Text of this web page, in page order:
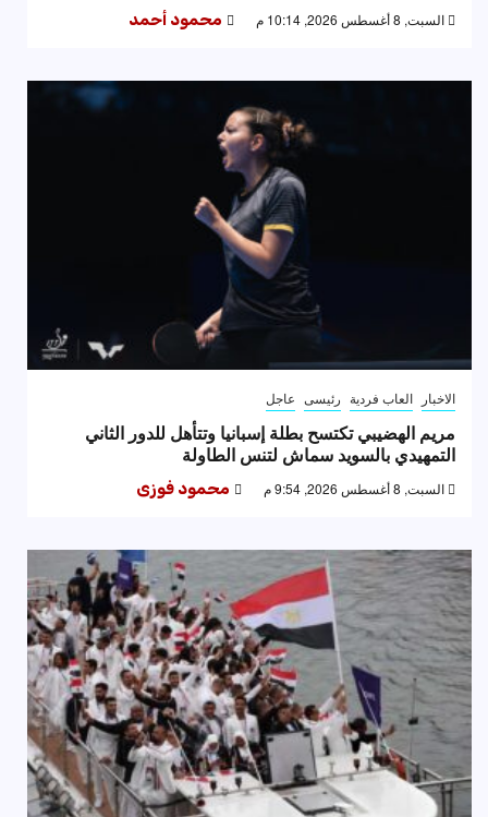
السبت, 8 أغسطس 2026, 10:14 م محمود أحمد
الاخبار العاب فردية رئيسى عاجل
مريم الهضيبي تكتسح بطلة إسبانيا وتتأهل للدور الثاني
التمهيدي بالسويد سماش لتنس الطاولة
السبت, 8 أغسطس 2026, 9:54 م محمود فوزى